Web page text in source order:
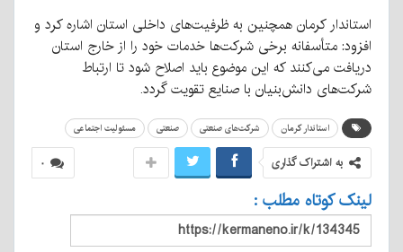
استاندار کرمان همچنین به ظرفیت‌های داخلی استان اشاره کرد و
افزود: متأسفانه برخی شرکت‌ها خدمات خود را از خارج استان
دریافت می‌کنند که این موضوع باید اصلاح شود تا ارتباط
شرکت‌های دانش‌بنیان با صنایع تقویت گردد.
استاندار کرمان شرکت‌های صنعتی صنعتی مسئولیت اجتماعی
۰ به اشتراک گذاری
لینک کوتاه مطلب :